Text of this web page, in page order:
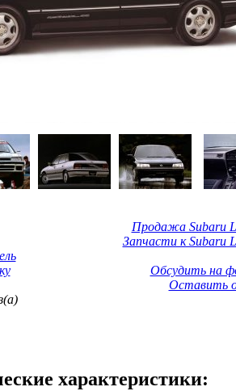
Продажа Subaru
Запчасти к Subaru
Обсудить на
Оставить
характеристики: